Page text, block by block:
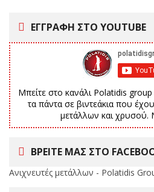
ΕΓΓΡΑΦΗ ΣΤΟ YOUTUBE
Μπείτε στο κανάλι Polatidis
τα πάντα σε βιντεάκια που
μετάλλων και χρυσού.
ΒΡΕΙΤΕ ΜΑΣ ΣΤΟ
Ανιχνευτές μετάλλων - Polatidis